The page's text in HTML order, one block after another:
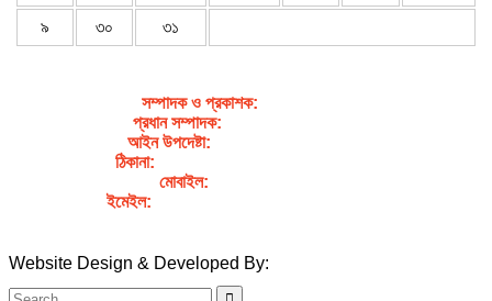
৯ ৩০ ৩১
সম্পাদক ও প্রকাশক:
প্রধান সম্পাদক:
আইন উপদেষ্টা:
ঠিকানা:
মোবাইল:
ইমেইল:
Website Design & Developed By: